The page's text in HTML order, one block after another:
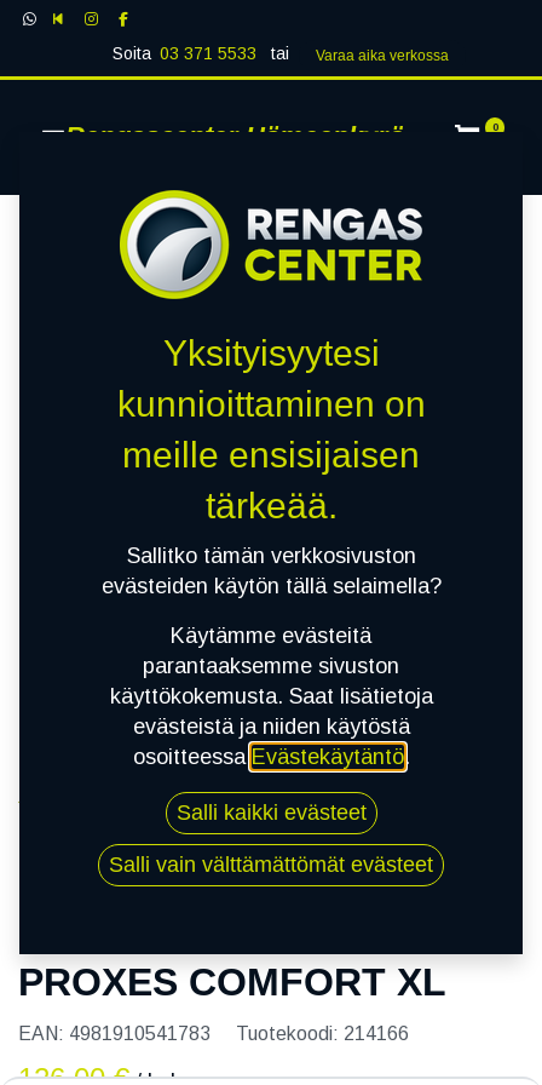
Soita 03 371 5533 tai Varaa aika verk​​​​ossa
Rengascenter Hämeenkyrö 0
215/50R17 95V TOYO PROXES COMFORT XL
PROXES COMFORT XL
EAN: 4981910541783 Tuotekoodi: 214166
126,00€
Yksityisyytesi
kunnioittaminen on
meille ensisijaisen
tärkeää.
Sallitko tämän verkkosivuston
evästeiden käytön tällä selaimella?
Käytämme evästeitä
parantaaksemme sivuston
käyttökokemusta. Saat lisätietoja
evästeistä ja niiden käytöstä
osoitteessa Evästekäytäntö.
Salli kaikki evästeet
Salli vain välttämättömät evästeet